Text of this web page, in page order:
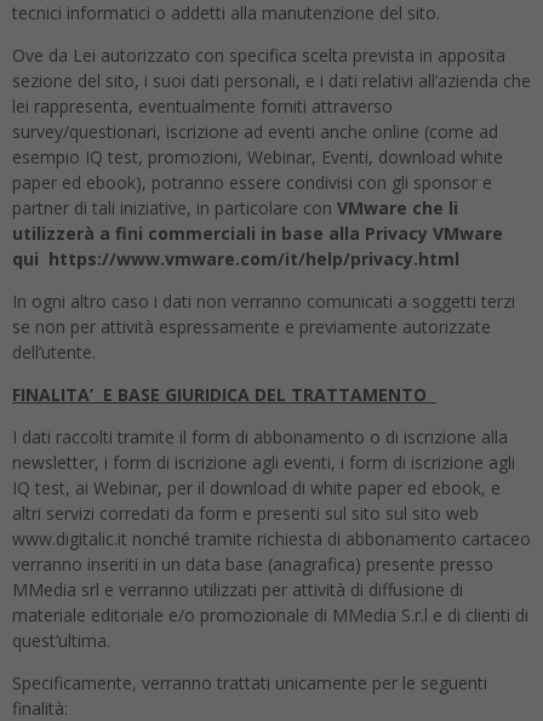
tecnici informatici o addetti alla manutenzione del sito.
Ove da Lei autorizzato con specifica scelta prevista in apposita
sezione del sito, i suoi dati personali, e i dati relativi all’azienda che
lei rappresenta, eventualmente forniti attraverso
survey/questionari, iscrizione ad eventi anche online (come ad
esempio IQ test, promozioni, Webinar, Eventi, download white
paper ed ebook), potranno essere condivisi con gli sponsor e
partner di tali iniziative, in particolare con VMware che li
utilizzerà a fini commerciali in base alla Privacy VMware
qui https://www.vmware.com/it/help/privacy.html
In ogni altro caso i dati non verranno comunicati a soggetti terzi
se non per attività espressamente e previamente autorizzate
dell’utente.
FINALITA’ E BASE GIURIDICA DEL TRATTAMENTO
I dati raccolti tramite il form di abbonamento o di iscrizione alla
newsletter, i form di iscrizione agli eventi, i form di iscrizione agli
IQ test, ai Webinar, per il download di white paper ed ebook, e
altri servizi corredati da form e presenti sul sito sul sito web
www.digitalic.it nonché tramite richiesta di abbonamento cartaceo
verranno inseriti in un data base (anagrafica) presente presso
MMedia srl e verranno utilizzati per attività di diffusione di
materiale editoriale e/o promozionale di MMedia S.r.l e di clienti di
quest’ultima.
Specificamente, verranno trattati unicamente per le seguenti
finalità: